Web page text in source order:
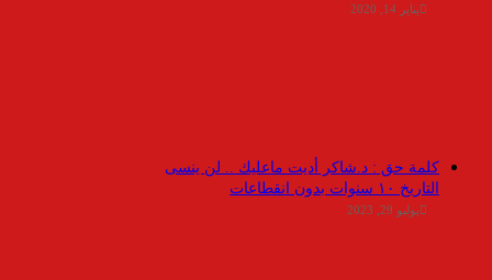
يناير 14, 2020
كلمة حق : د.شاكر أديت ماعليك .. لن ينسى
التاريخ ١٠ سنوات بدون انقطاعات
يوليو 29, 2023